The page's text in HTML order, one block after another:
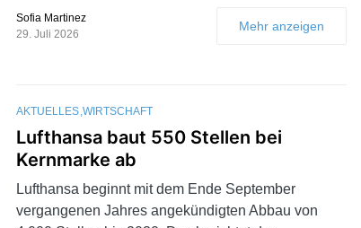
Sofia Martinez
29. Juli 2026
Mehr anzeigen
AKTUELLES WIRTSCHAFT
Lufthansa baut 550 Stellen bei
Kernmarke ab
Lufthansa beginnt mit dem Ende September
vergangenen Jahres angekündigten Abbau von